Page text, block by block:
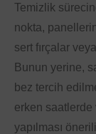
Temizlik
nokta,
sert fırçalar
Bunun yerine,
bez tercih
erken saatlerde
yapılması